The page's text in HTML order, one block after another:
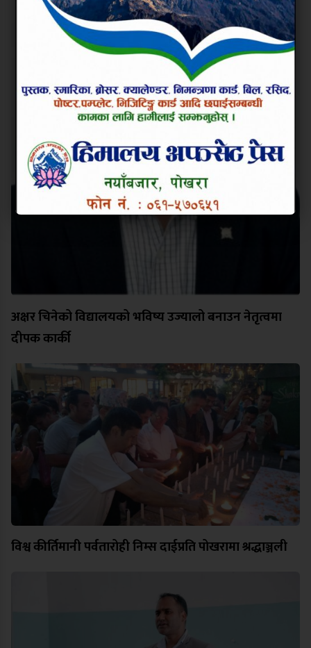
अक्षर चिनेको विद्यालयको भविष्य उज्यालो बनाउन नेतृत्वमा
दीपक कार्की
विश्व कीर्तिमानी पर्वतारोही निम्स दाईप्रति पोखरामा श्रद्धाञ्जली